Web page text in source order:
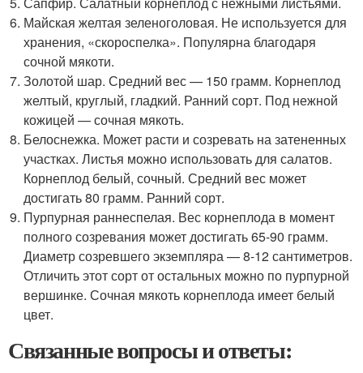
Майская желтая зеленоголовая. Не используется для
хранения, «скороспелка». Популярна благодаря
сочной мякоти.
Золотой шар. Средний вес — 150 грамм. Корнеплод
желтый, круглый, гладкий. Ранний сорт. Под нежной
кожицей — сочная мякоть.
Белоснежка. Может расти и созревать на затененных
участках. Листья можно использовать для салатов.
Корнеплод белый, сочный. Средний вес может
достигать 80 грамм. Ранний сорт.
Пурпурная раннеспелая. Вес корнеплода в момент
полного созревания может достигать 65-90 грамм.
Диаметр созревшего экземпляра — 8-12 сантиметров.
Отличить этот сорт от остальных можно по пурпурной
вершинке. Сочная мякоть корнеплода имеет белый
цвет.
Связанные вопросы и ответы: